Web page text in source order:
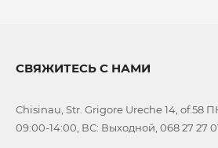
СВЯЖИТЕСЬ С НАМИ
Chisinau, Str. Grigore Ureche 14, of.58
09:00-14:00, ВС: Выходной, 068 27 27